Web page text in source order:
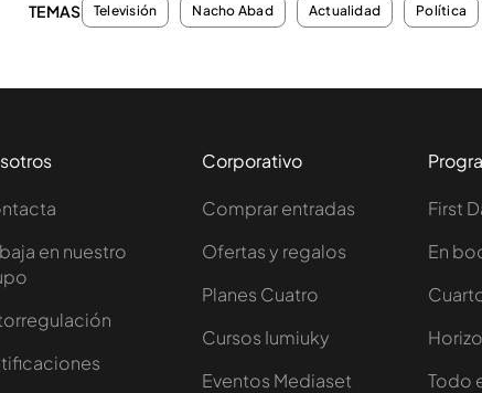
TEMAS Televisión Nacho Abad Actualidad Política
en nuestro
Corporativo
Comprar entradas
Ofertas y regalos
Planes Cuatro
Cursos Iumiuky
Eventos Mediaset
First
En
Todo